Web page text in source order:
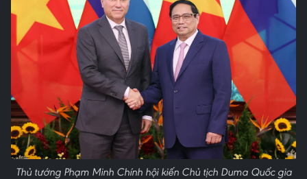
Thủ tướng Phạm Minh Chính hội kiến Chủ tịch Duma Quốc gia